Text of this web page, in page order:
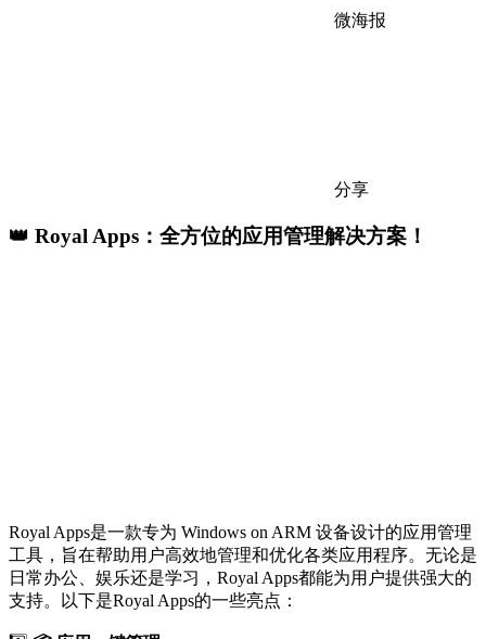
微海报
分享
👑 Royal Apps：全方位的应用管理解决方案！
Royal Apps是一款专为 Windows on ARM 设备设计的应用管理
工具，旨在帮助用户高效地管理和优化各类应用程序。无论是
日常办公、娱乐还是学习，Royal Apps都能为用户提供强大的
支持。以下是Royal Apps的一些亮点：